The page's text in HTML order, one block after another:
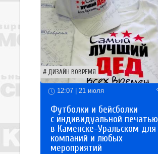
ДИЗАЙН ВОВРЕМЯ
12:07 | 21 июля
Футболки и бейсболки
с индивидуальной печатью
в Каменске-Уральском для
компаний и любых
мероприятий